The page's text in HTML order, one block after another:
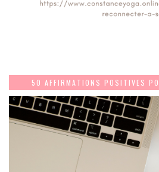
50 AFFIRMATIONS POSITIVES